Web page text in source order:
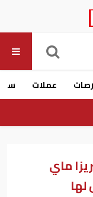
عملات
ماي